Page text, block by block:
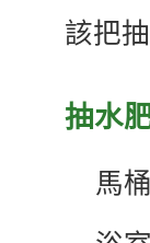
該把
抽水
馬